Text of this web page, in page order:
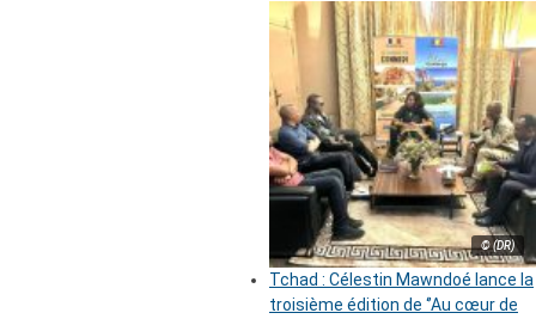
© (DR)
Tchad : Célestin Mawndoé lance la
troisième édition de ‘’Au cœur de